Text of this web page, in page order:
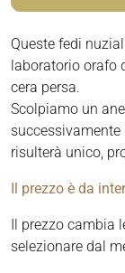
Queste fedi
laboratorio orafo
cera persa.
Scolpiamo un
risulterà unico,
Il prezzo è da
Il prezzo
selezionare dal